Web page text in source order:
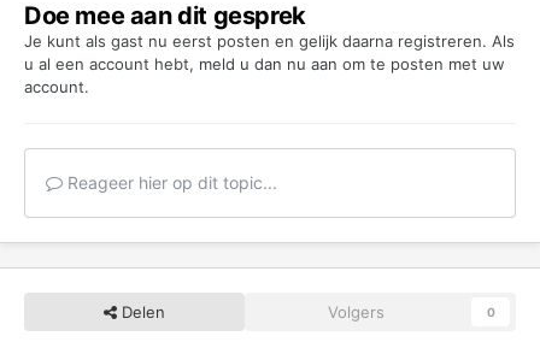
Doe mee aan dit gesprek
Je kunt als gast nu eerst posten en gelijk daarna registreren. Als
u al een account hebt, meld u dan nu aan om te posten met uw
account.
Reageer hier op dit topic...
Delen Volgers 0